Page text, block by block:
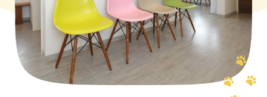
かかりやすい代表的な病気
よくある質問